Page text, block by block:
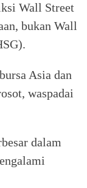
Wall Street
bukan Wall
Asia dan
waspadai
dalam